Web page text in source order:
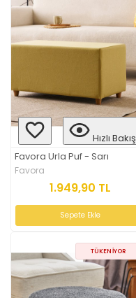
Hızlı Bakış
Favora Urla Puf - Sarı
Favora
1.949,90 TL
Sepete Ekle
TÜKENIYOR